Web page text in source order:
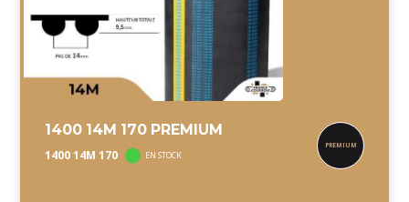
1400 14M 170 PREMIUM
1400 14M 170 EN STOCK